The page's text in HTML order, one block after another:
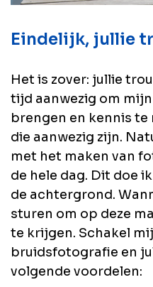
Eindelijk, jullie
Het is zover: jullie
tijd aanwezig om
brengen en kennis te
die aanwezig zijn.
met het maken van
de hele dag. Dit doe
de achtergrond.
sturen om op deze
te krijgen. Schakel
bruidsfotografie en
volgende voordelen: